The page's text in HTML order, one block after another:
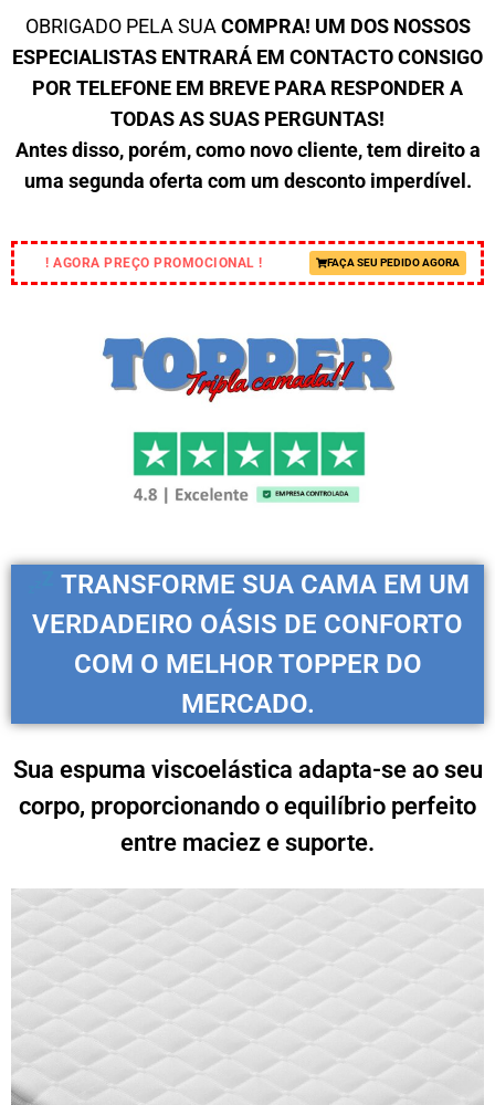
OBRIGADO PELA SUA COMPRA! UM DOS NOSSOS
ESPECIALISTAS ENTRARÁ EM CONTACTO CONSIGO
POR TELEFONE EM BREVE PARA RESPONDER A
TODAS AS SUAS PERGUNTAS!
Antes disso, porém, como novo cliente, tem direito a
uma segunda oferta com um desconto imperdível.
! AGORA PREÇO PROMOCIONAL ! FAÇA SEU PEDIDO AGORA
TRANSFORME SUA CAMA EM UM
VERDADEIRO OÁSIS DE CONFORTO
COM O MELHOR TOPPER DO
MERCADO.
Sua espuma viscoelástica adapta-se ao seu
corpo, proporcionando o equilíbrio perfeito
entre maciez e suporte.